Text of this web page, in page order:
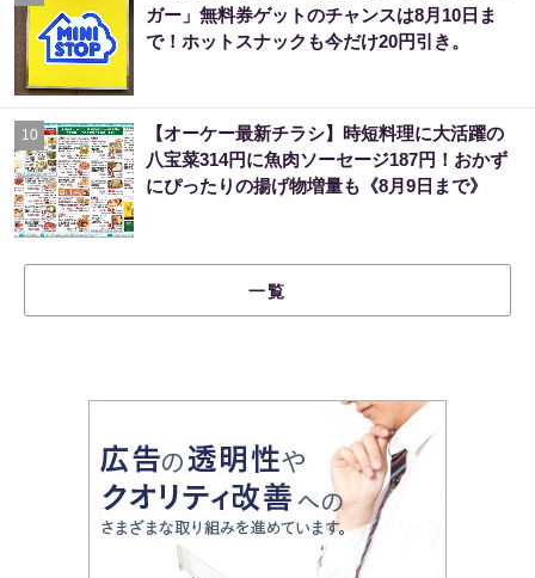
ガー」無料券ゲットのチャンスは8月10日ま
で！ホットスナックも今だけ20円引き。
10
【オーケー最新チラシ】時短料理に大活躍の
八宝菜314円に魚肉ソーセージ187円！おかず
にぴったりの揚げ物増量も《8月9日まで》
一覧